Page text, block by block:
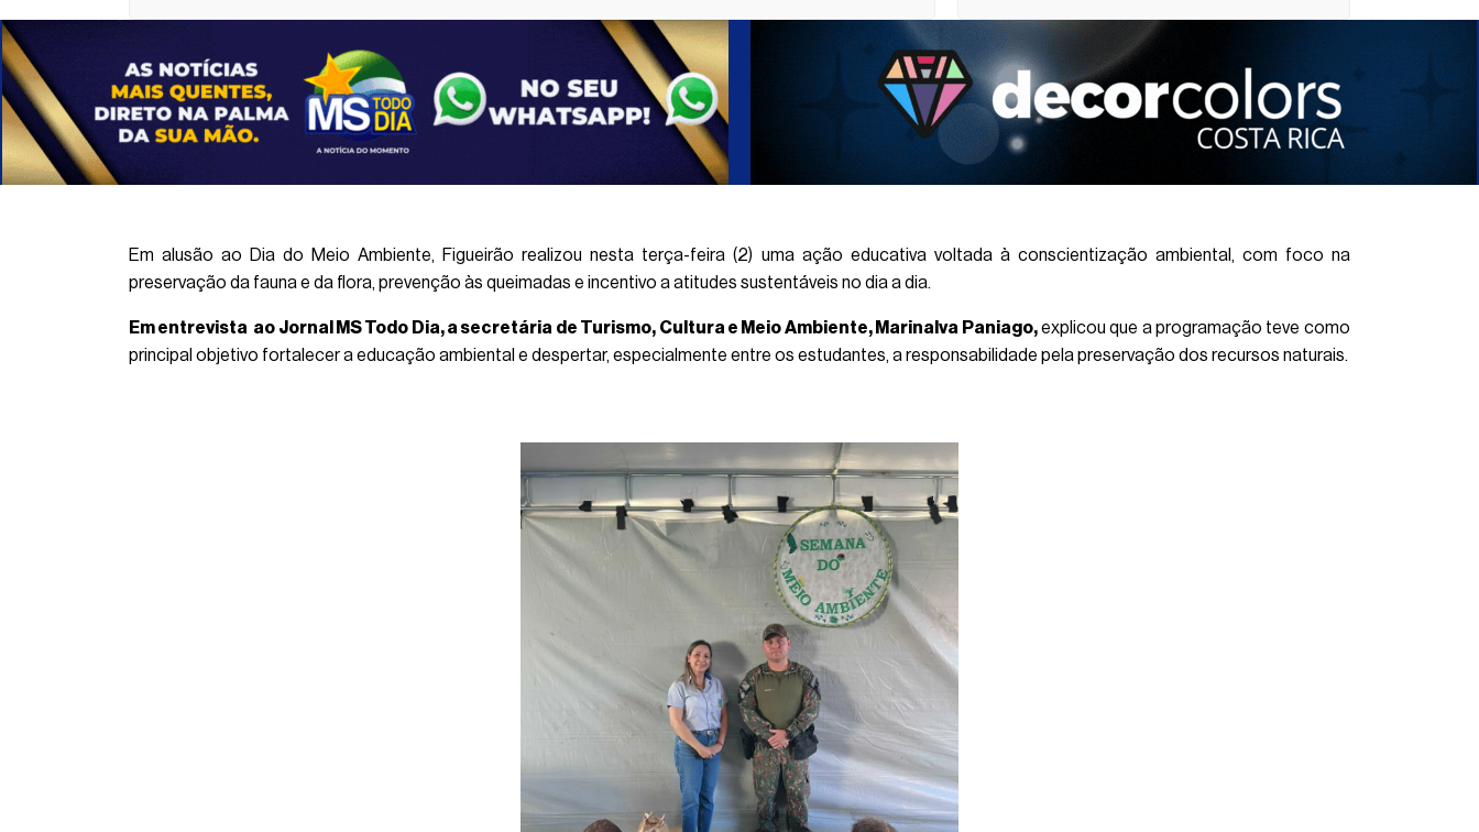
Em alusão ao Dia do Meio Ambiente, Figueirão realizou nesta terça-feira (2) uma ação educativa voltada à conscientização ambiental, com foco na
preservação da fauna e da flora, prevenção às queimadas e incentivo a atitudes sustentáveis no dia a dia.
Em entrevista ao Jornal MS Todo Dia, a secretária de Turismo, Cultura e Meio Ambiente, Marinalva Paniago,explicou que a programação teve como
principal objetivo fortalecer a educação ambiental e despertar, especialmente entre os estudantes, a responsabilidade pela preservação dos recursos naturais.